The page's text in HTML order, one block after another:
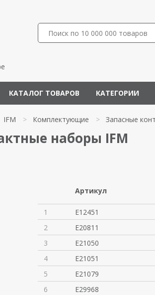
КАТАЛОГ ТОВАРОВ КАТЕГОРИИ
IFM > Комплектующие > Запасные
наборы IFM
Артикул
1 E12451
2 E20811
3 E21050
4 E21051
5 E21079
6 E29968